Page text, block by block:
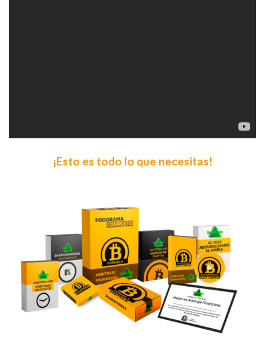
¡Esto es todo lo que necesitas!